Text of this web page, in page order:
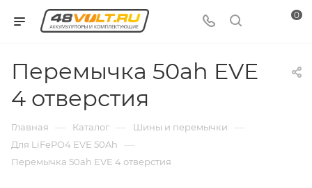
0
Перемычка 50ah EVE
4 отверстия
Главная — Каталог — Шины и перемычки —
Для LiFePO4 EVE 50Ah —
Перемычка 50ah EVE 4 отверстия